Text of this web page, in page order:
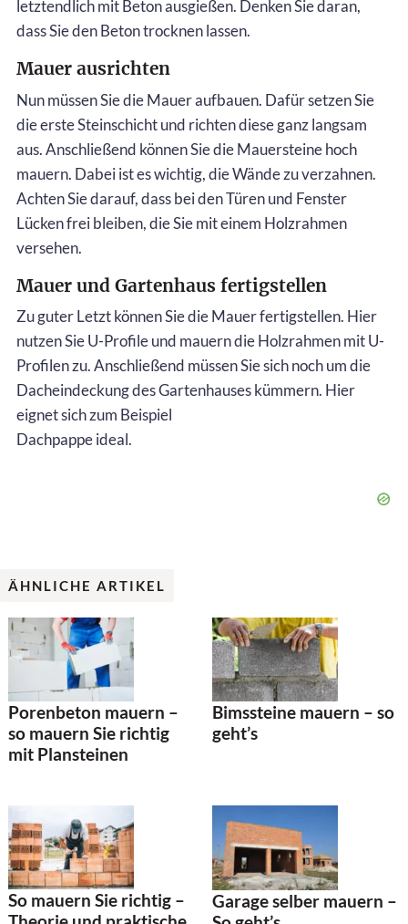
letztendlich mit Beton ausgießen. Denken Sie daran,
dass Sie den Beton trocknen lassen.
Mauer ausrichten
Nun müssen Sie die Mauer aufbauen. Dafür setzen Sie
die erste Steinschicht und richten diese ganz langsam
aus. Anschließend können Sie die Mauersteine hoch
mauern. Dabei ist es wichtig, die Wände zu verzahnen.
Achten Sie darauf, dass bei den Türen und Fenster
Lücken frei bleiben, die Sie mit einem Holzrahmen
versehen.
Mauer und Gartenhaus fertigstellen
Zu guter Letzt können Sie die Mauer fertigstellen. Hier
nutzen Sie U-Profile und mauern die Holzrahmen mit U-
Profilen zu. Anschließend müssen Sie sich noch um die
Dacheindeckung des Gartenhauses kümmern. Hier
eignet sich zum Beispiel
Dachpappe ideal.
ÄHNLICHE ARTIKEL
Porenbeton mauern –
so mauern Sie richtig
mit Plansteinen
Bimssteine mauern – so
geht’s
So mauern Sie richtig –
Garage selber mauern –